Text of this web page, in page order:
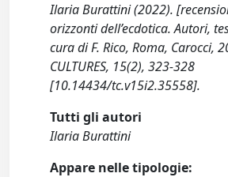
Ilaria Burattini (2022).
orizzonti dell’ecdotica. Autori,
cura di F. Rico, Roma, Carocci,
CULTURES, 15(2), 323-328
[10.14434/tc.v15i2.35558].
Tutti gli autori
Ilaria Burattini
Appare nelle tipologie: